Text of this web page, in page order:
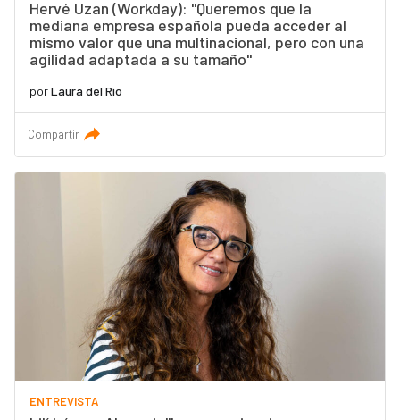
Hervé Uzan (Workday): "Queremos que la
mediana empresa española pueda acceder al
mismo valor que una multinacional, pero con una
agilidad adaptada a su tamaño"
porLaura del Río
Compartir
ENTREVISTA